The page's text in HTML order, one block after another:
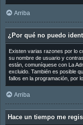
Arriba
¿Por qué no puedo
Existen varias razones por lo
su nombre de usuario y
están, comuníquese con La
excluido. También es posible
fallos en la programación, por
Arriba
Hace un tiempo me